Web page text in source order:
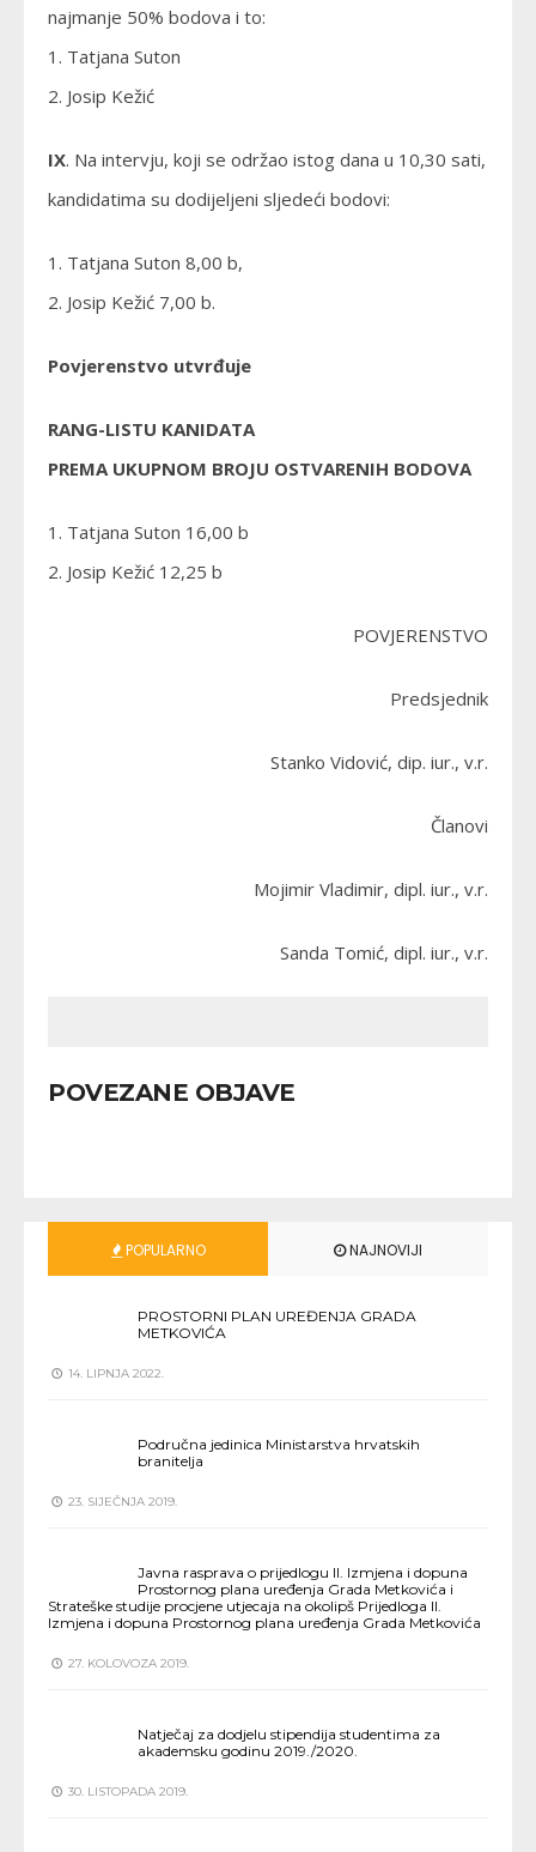
najmanje 50% bodova i to:
1. Tatjana Suton
2. Josip Kežić
IX. Na intervju, koji se održao istog dana u 10,30 sati,
kandidatima su dodijeljeni sljedeći bodovi:
1. Tatjana Suton 8,00 b,
2. Josip Kežić 7,00 b.
Povjerenstvo utvrđuje
RANG-LISTU KANIDATA
PREMA UKUPNOM BROJU OSTVARENIH BODOVA
1. Tatjana Suton 16,00 b
2. Josip Kežić 12,25 b
POVJERENSTVO
Predsjednik
Stanko Vidović, dip. iur., v.r.
Članovi
Mojimir Vladimir, dipl. iur., v.r.
Sanda Tomić, dipl. iur., v.r.
POVEZANE OBJAVE
POPULARNO NAJNOVIJI
PROSTORNI PLAN UREĐENJA GRADA
METKOVIĆA
14. LIPNJA 2022.
Područna jedinica Ministarstva hrvatskih
branitelja
23. SIJEČNJA 2019.
Javna rasprava o prijedlogu II. Izmjena i dopuna
Prostornog plana uređenja Grada Metkovića i
Strateške studije procjene utjecaja na okolipš Prijedloga II.
Izmjena i dopuna Prostornog plana uređenja Grada Metkovića
27. KOLOVOZA 2019.
Natječaj za dodjelu stipendija studentima za
akademsku godinu 2019./2020.
30. LISTOPADA 2019.